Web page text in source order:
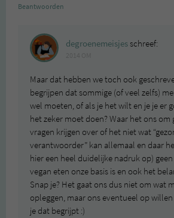
Beantwoorden
degroenemeisjesschreef:
Maar dat hebben we toch ook
begrijpen dat sommige (of veel zelfs)
wel moeten, of als je het wilt en je je er
het zeker moet doen? Waar het ons om
vragen krijgen over of het niet wat
verantwoorder” kan allemaal en daar
hier een heel duidelijke nadruk op)
vegan eten onze basis is en ook het
Snap je? Het gaat ons dus niet om wat
opleggen, maar ons eventueel op
je dat begrijpt :)